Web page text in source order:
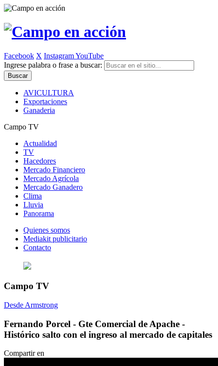
Facebook X InstagramYouTube
Ingrese palabra o frase a buscar:
AVICULTURA
Exportaciones
Ganaderia
Campo TV
Actualidad
TV
Hacedores
Mercado Financiero
Mercado Agrícola
Mercado Ganadero
Clima
Lluvia
Panorama
Quienes somos
Mediakit publicitario
Contacto
Campo TV
Desde Armstrong
Fernando Porcel - Gte Comercial de Apache -
Histórico salto con el ingreso al mercado de capitales
Compartir en